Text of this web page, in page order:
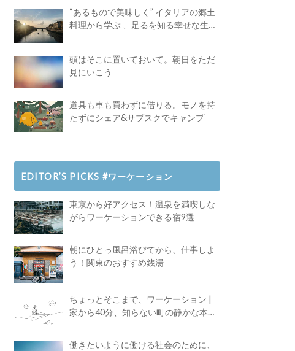
“あるもので美味しく” イタリアの郷土
料理から学ぶ 、足るを知る幸せな生き
頭はそこに置いておいて。朝日をただ
見にいこう
道具も車も買わずに借りる。モノを持
たずにシェア&サブスクでキャンプ
EDITOR’S PICKS #ワーケーション
東京から好アクセス！温泉を満喫しな
がらワーケーションできる宿9選
朝にひとっ風呂浴びてから、仕事しよ
う！関東のおすすめ銭湯
ちょっとそこまで、ワーケーション |
家から40分、知らない町の静かな本屋
働きたいように働ける社会のために、